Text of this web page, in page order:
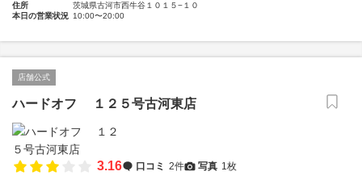
住所
茨城県古河市西牛谷１０１５−１０
本日の営業状況 10:00〜20:00
店舗公式
ハードオフ １２５号古河東店
3.16 口コミ 2件 写真 1枚